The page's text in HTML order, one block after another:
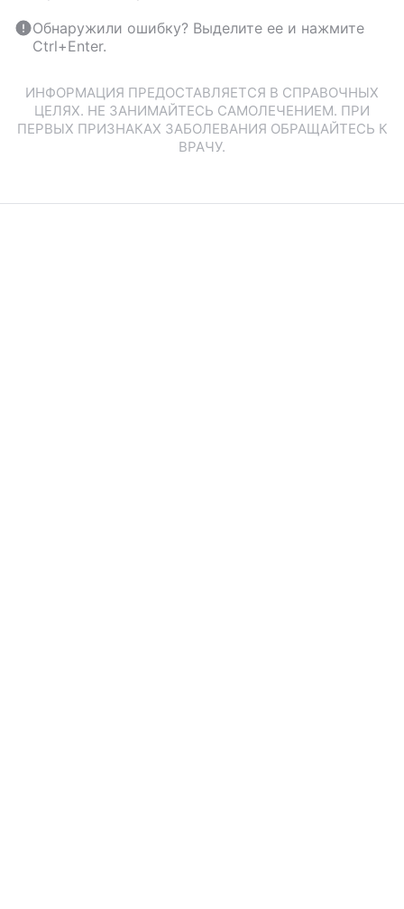
Обнаружили ошибку? Выделите ее и нажмите
Ctrl+Enter.
ИНФОРМАЦИЯ ПРЕДОСТАВЛЯЕТСЯ В СПРАВОЧНЫХ
ЦЕЛЯХ. НЕ ЗАНИМАЙТЕСЬ САМОЛЕЧЕНИЕМ. ПРИ
ПЕРВЫХ ПРИЗНАКАХ ЗАБОЛЕВАНИЯ ОБРАЩАЙТЕСЬ К
ВРАЧУ.